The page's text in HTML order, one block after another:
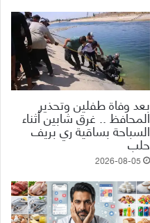
بعد وفاة طفلين وتحذير
المحافظ .. غرق شابين أثناء
السباحة بساقية ري بريف
حلب
2026-08-05